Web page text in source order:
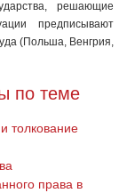
решающие
предписывают
(Польша, Венгрия,
по теме
толкование
права в